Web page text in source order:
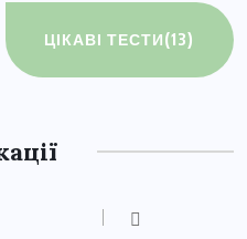
ЦІКАВІ ТЕСТИ(13)